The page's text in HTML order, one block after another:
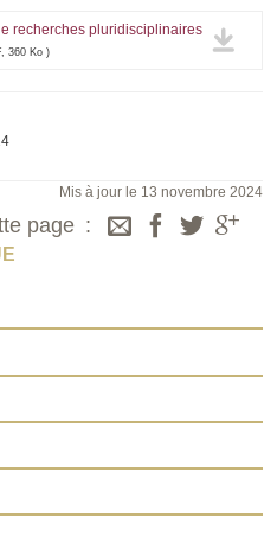
recherches pluridisciplinaires
360 Ko )
Mis à jour le 13 novembre 2024
page